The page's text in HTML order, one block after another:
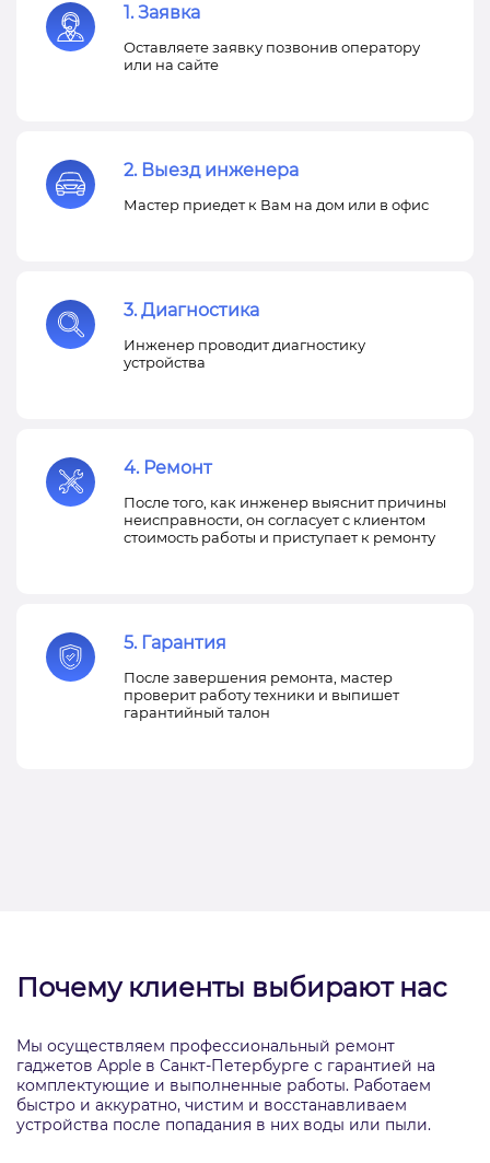
1. Заявка
Оставляете заявку позвонив оператору
или на сайте
2. Выезд инженера
Мастер приедет к Вам на дом или в офис
3. Диагностика
Инженер проводит диагностику
устройства
4. Ремонт
После того, как инженер выяснит причины
неисправности, он согласует с клиентом
стоимость работы и приступает к ремонту
5. Гарантия
После завершения ремонта, мастер
проверит работу техники и выпишет
гарантийный талон
Почему клиенты выбирают нас
Мы осуществляем профессиональный ремонт
гаджетов Apple в Санкт-Петербурге с гарантией на
комплектующие и выполненные работы. Работаем
быстро и аккуратно, чистим и восстанавливаем
устройства после попадания в них воды или пыли.